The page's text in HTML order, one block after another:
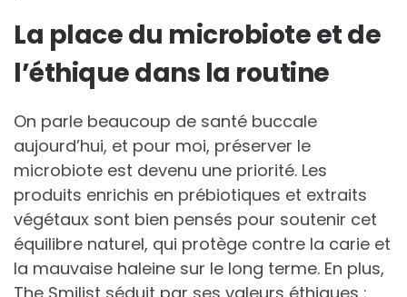
La place du microbiote et de
l’éthique dans la routine
On parle beaucoup de santé buccale
aujourd’hui, et pour moi, préserver le
microbiote est devenu une priorité. Les
produits enrichis en prébiotiques et extraits
végétaux sont bien pensés pour soutenir cet
équilibre naturel, qui protège contre la carie et
la mauvaise haleine sur le long terme. En plus,